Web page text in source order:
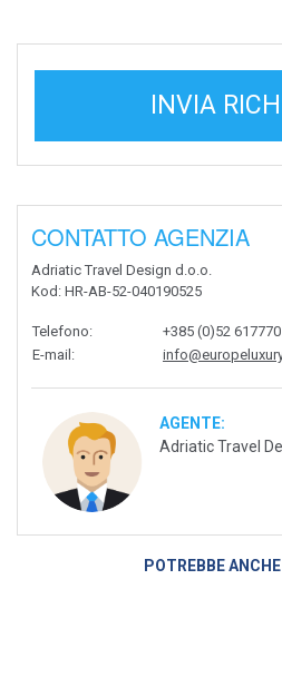
INVIA
CONTATTO AGENZIA
Adriatic Travel Design d.o.o.
Kod : HR-AB-52-040190525
Telefono:
+385 (0)52 617770
E-mail :
AGENTE:
Adriatic Travel
POTREBBE